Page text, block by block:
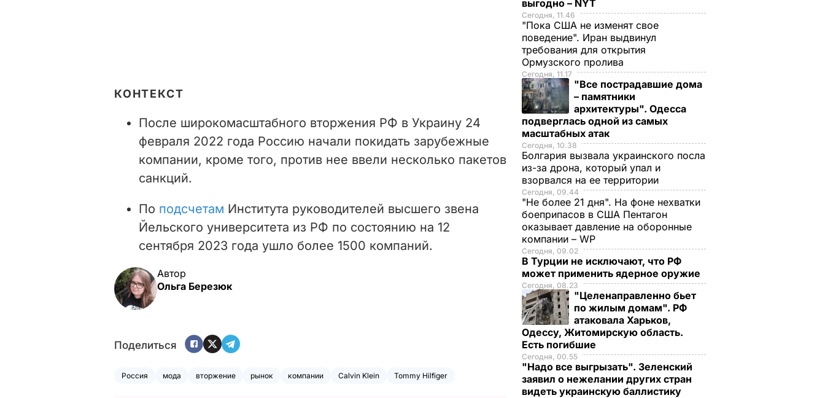
КОНТЕКСТ
После широкомасштабного вторжения РФ в Украину 24
февраля 2022 года Россию начали покидать зарубежные
компании, кроме того, против нее ввели несколько пакетов
санкций.
По подсчетам Института руководителей высшего звена
Йельского университета из РФ по состоянию на 12
сентября 2023 года ушло более 1500 компаний.
Автор
Ольга Березюк
Поделиться
Россия мода вторжение рынок компании Calvin Klein Tommy Hilfiger
выгодно – NYT
Сегодня, 11.46
"Пока США не изменят свое
поведение". Иран выдвинул
требования для открытия
Ормузского пролива
Сегодня, 11.17
"Все пострадавшие дома
– памятники
архитектуры". Одесса
подверглась одной из самых
масштабных атак
Сегодня, 10.38
Болгария вызвала украинского посла
из-за дрона, который упал и
взорвался на ее территории
Сегодня, 09.44
"Не более 21 дня". На фоне нехватки
боеприпасов в США Пентагон
оказывает давление на оборонные
компании – WP
Сегодня, 09.02
В Турции не исключают, что РФ
может применить ядерное оружие
Сегодня, 08.23
"Целенаправленно бьет
по жилым домам". РФ
атаковала Харьков,
Одессу, Житомирскую область.
Есть погибшие
Сегодня, 00.55
"Надо все выгрызать". Зеленский
заявил о нежелании других стран
видеть украинскую баллистику